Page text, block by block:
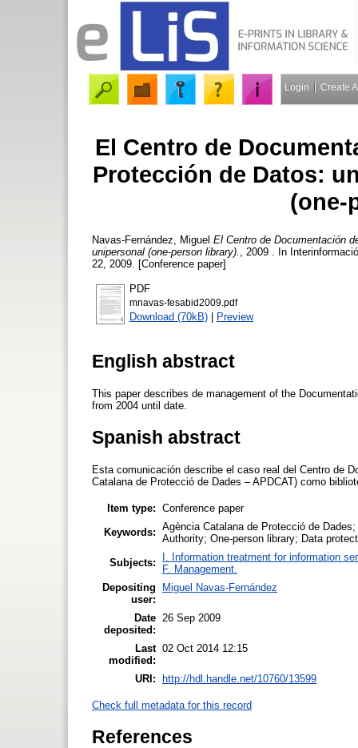
Login Create
El Centro de
Protección de Datos:
(one-
Navas-Fernández, Miguel El Centro de Documentación
unipersonal (one-person library).
, 2009 . In
22, 2009. [Conference paper]
PDF
mnavas-fesabid2009.pdf
Download (70kB) | Preview
English abstract
This paper describes de management of the
from 2004 until date.
Spanish abstract
Esta comunicación describe el caso real del Centro de
Catalana de Protecció de Dades – APDCAT) como
Item type: Conference paper
Keywords: Agència Catalana de Protecció de
Authority; One-person library; Data
Subjects:
I. Information treatment for information
F. Management.
Depositing
user:
Miguel Navas-Fernández
Date
deposited:
26 Sep 2009
Last
modified:
02 Oct 2014 12:15
URI: http://hdl.handle.net/10760/13599
Check full metadata for this record
References